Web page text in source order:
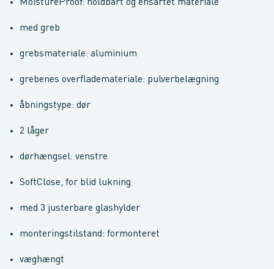
MoistureProof: holdbart og ensartet materiale
med greb
grebsmateriale: aluminium
grebenes overflademateriale: pulverbelægning
åbningstype: dør
2 låger
dørhængsel: venstre
SoftClose, for blid lukning
med 3 justerbare glashylder
monteringstilstand: formonteret
væghængt